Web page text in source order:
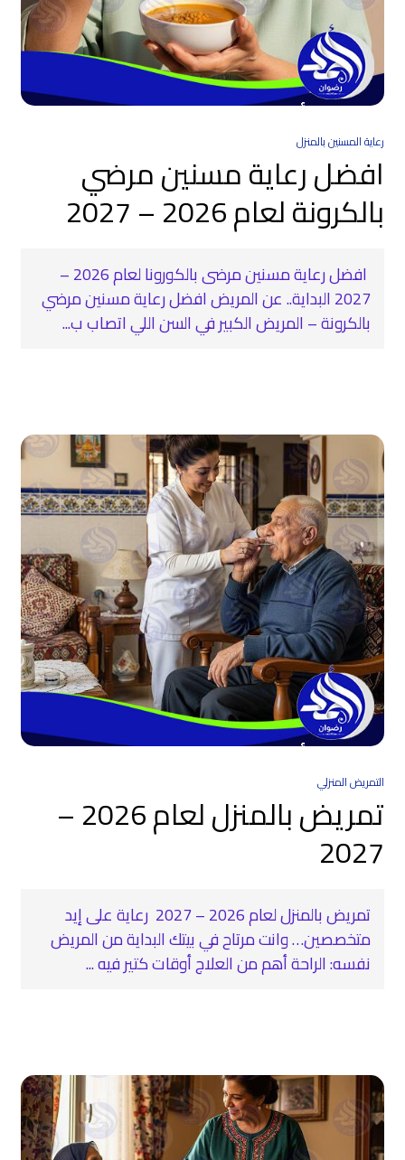
رعاية المسنين بالمنزل
افضل رعاية مسنين مرضي
بالكرونة لعام 2026 – 2027
افضل رعاية مسنين مرضى بالكورونا لعام 2026 –
2027 البداية.. عن المريض افضل رعاية مسنين مرضي
بالكرونة – المريض الكبير في السن اللي اتصاب ب...
التمريض المنزلي
تمريض بالمنزل لعام 2026 –
2027
تمريض بالمنزل لعام 2026 – 2027 ‍ رعاية على إيد
متخصصين… وانت مرتاح في بيتك البداية من المريض
نفسه: الراحة أهم من العلاج أوقات كتير فيه ...